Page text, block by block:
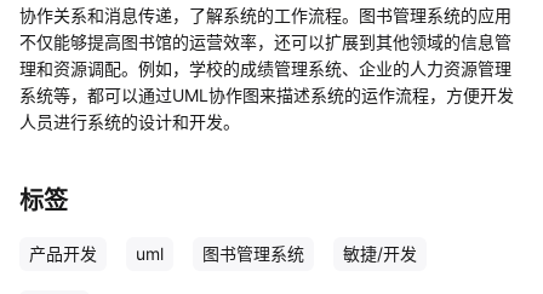
协作关系和消息传递，了解系统的工作流程。图书管理系统的应用
不仅能够提高图书馆的运营效率，还可以扩展到其他领域的信息管
理和资源调配。例如，学校的成绩管理系统、企业的人力资源管理
系统等，都可以通过UML协作图来描述系统的运作流程，方便开发
人员进行系统的设计和开发。
标签
产品开发 uml 图书管理系统 敏捷/开发